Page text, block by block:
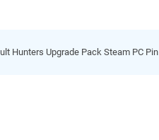
Hunters Upgrade Pack Steam PC Pin